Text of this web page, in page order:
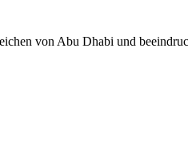
von Abu Dhabi und